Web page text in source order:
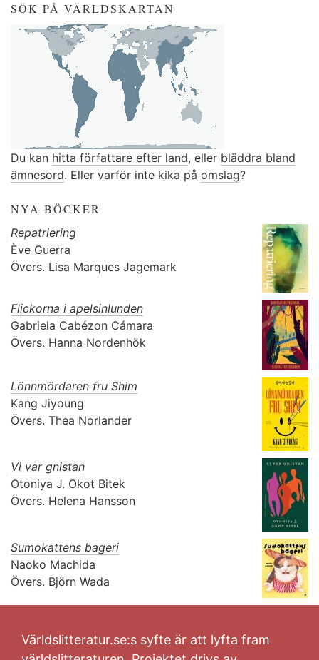
SÖK PÅ VÄRLDSKARTAN
Du kan hitta författare efter land, eller bläddra bland
ämnesord. Eller varför inte kika på omslag?
NYA BÖCKER
Repatriering
Ève Guerra
Övers. Lisa Marques Jagemark
Flickorna i apelsinlunden
Gabriela Cabézon Cámara
Övers. Hanna Nordenhök
Lönnmördaren fru Shim
Kang Jiyoung
Övers. Thea Norlander
Vi var gnistan
Otoniya J. Okot Bitek
Övers. Helena Hansson
Sumokattens bageri
Naoko Machida
Övers. Björn Wada
Världslitteratur.se:s syfte är att lyfta fram